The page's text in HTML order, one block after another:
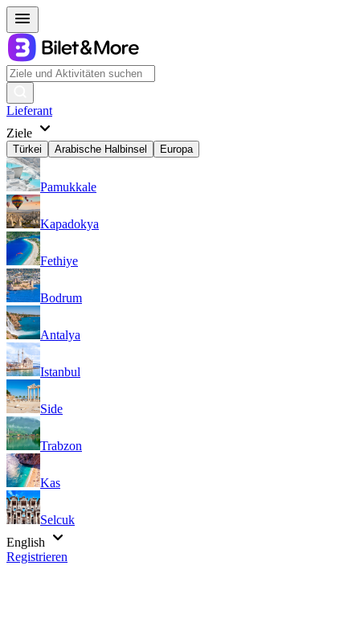
Lieferant
Ziele
Türkei Arabische Halbinsel Europa
Pamukkale
Kapadokya
Fethiye
Bodrum
Antalya
Istanbul
Side
Trabzon
Kas
Selcuk
English
Registrieren